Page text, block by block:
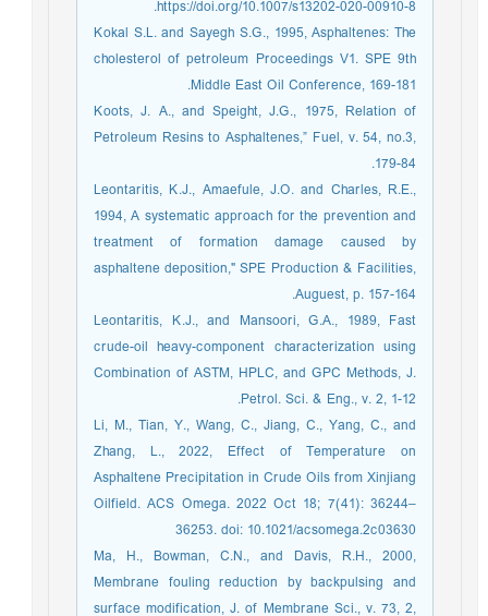
https://doi.org/10.1007/s13202-020-00910-8.
Kokal S.L. and Sayegh S.G., 1995, Asphaltenes: The
cholesterol of petroleum Proceedings V1. SPE 9th
Middle East Oil Conference, 169-181.
Koots, J. A., and Speight, J.G., 1975, Relation of
Petroleum Resins to Asphaltenes,” Fuel, v. 54, no.3,
179-84.
Leontaritis, K.J., Amaefule, J.O. and Charles, R.E.,
1994, A systematic approach for the prevention and
treatment of formation damage caused by
asphaltene deposition," SPE Production & Facilities,
Auguest, p. 157-164.
Leontaritis, K.J., and Mansoori, G.A., 1989, Fast
crude-oil heavy-component characterization using
Combination of ASTM, HPLC, and GPC Methods, J.
Petrol. Sci. & Eng., v. 2, 1-12.
Li, M., Tian, Y., Wang, C., Jiang, C., Yang, C., and
Zhang, L., 2022, Effect of Temperature on
Asphaltene Precipitation in Crude Oils from Xinjiang
Oilfield. ACS Omega. 2022 Oct 18; 7(41): 36244–
36253. doi: 10.1021/acsomega.2c03630
Ma, H., Bowman, C.N., and Davis, R.H., 2000,
Membrane fouling reduction by backpulsing and
surface modification, J. of Membrane Sci., v. 73, 2,